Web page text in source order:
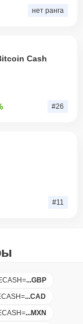
нет ранга
Cash
#26
#11
=...GBP
=...CAD
=...MXN